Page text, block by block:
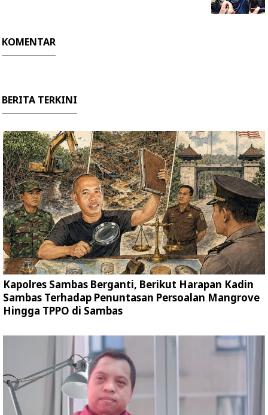
KOMENTAR
BERITA TERKINI
Kapolres Sambas Berganti, Berikut Harapan Kadin
Sambas Terhadap Penuntasan Persoalan Mangrove
Hingga TPPO di Sambas